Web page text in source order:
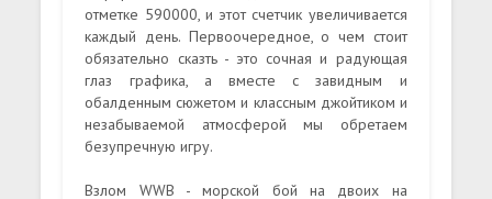
отметке 590000, и этот счетчик увеличивается
каждый день. Первоочередное, о чем стоит
обязательно сказть - это сочная и радующая
глаз графика, а вместе с завидным и
обалденным сюжетом и классным джойтиком и
незабываемой атмосферой мы обретаем
безупречную игру.
Взлом WWB - морской бой на двоих на